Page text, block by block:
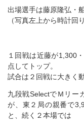
出場選手は藤原隆弘・
（写真左上から時計回り
１回戦は近藤が1,300
点してトップ。
試合は２回戦に大きく動
九段戦SelectでＭリー
が、東２局の親番で
と、続く２本場では